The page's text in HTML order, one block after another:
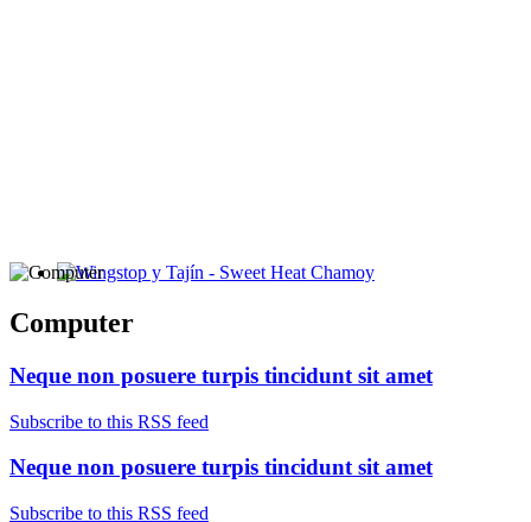
Computer
Neque non posuere turpis tincidunt sit amet
Subscribe to this RSS feed
Neque non posuere turpis tincidunt sit amet
Subscribe to this RSS feed